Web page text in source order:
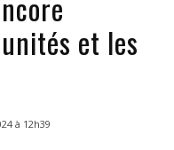
et les
à 12h39